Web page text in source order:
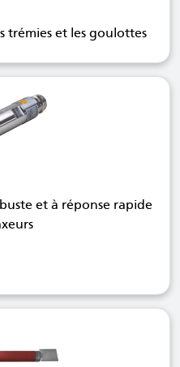
trémies et les goulottes
et à réponse rapide